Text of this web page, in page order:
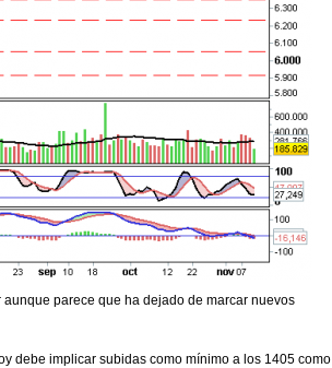
parece que ha dejado de marcar nuevos
debe implicar subidas como mínimo a los 1405 como